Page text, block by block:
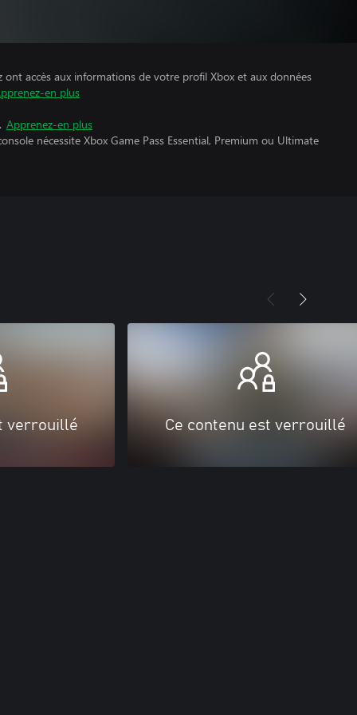
ont accès aux informations de votre profil Xbox et aux données
en plus
Apprenez-en plus
nécessite Xbox Game Pass Essential, Premium ou Ultimate
verrouillé Ce contenu est verrouillé